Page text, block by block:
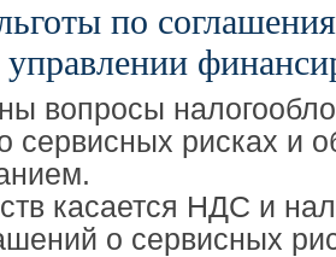
по
вопросы
сервисных рисках и
касается НДС и
о сервисных